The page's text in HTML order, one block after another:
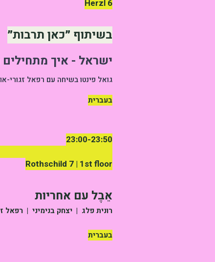
Herzl 6
בשיתוף ״כאן תרבות״
ישראל - איך
גואל פינטו בשיחה עם רפאל זגורי-
בעברית
23:00-23:50
Rothschild 7 | 1st floor
אֵבֶל עם אחריות
רונית פלג | יצחק בנימיני | רפאל
בעברית